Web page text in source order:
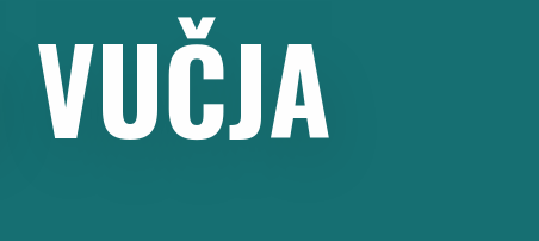
VUČJA